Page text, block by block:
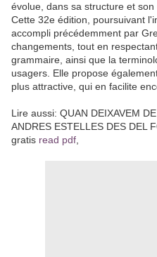
évolue, dans sa structure et son
Cette 32e édition, poursuivant
accompli précédemment par
changements, tout en
grammaire, ainsi que la
usagers. Elle propose
plus attractive, qui en facilite
Lire aussi: QUAN DEIXAVEM
ANDRES ESTELLES DES DEL
gratis read pdf